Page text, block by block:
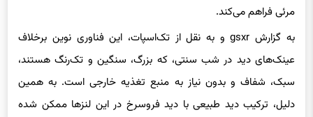
به گزارش gsxr و به نقل از تک‌اسپات، این فناوری نوین برخلاف
عینک‌های دید در شب سنتی، که بزرگ، سنگین و تک‌رنگ هستند،
سبک، شفاف و بدون نیاز به منبع تغذیه خارجی است. به همین
دلیل، ترکیب دید طبیعی با دید فروسرخ در این لنزها ممکن شده
است.